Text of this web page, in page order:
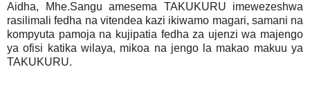
Aidha, Mhe.Sangu amesema TAKUKURU imewezeshwa
rasilimali fedha na vitendea kazi ikiwamo magari, samani na
kompyuta pamoja na kujipatia fedha za ujenzi wa majengo
ya ofisi katika wilaya, mikoa na jengo la makao makuu ya
TAKUKURU.